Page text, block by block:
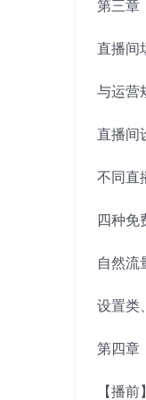
第三章
直播间
与运营
直播间
不同直
四种免
自然流
设置类
第四章
【播